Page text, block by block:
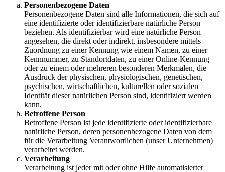
Personenbezogene Daten
Personenbezogene Daten sind alle Informationen, die sich auf
eine identifizierte oder identifizierbare natürliche Person
beziehen. Als identifizierbar wird eine natürliche Person
angesehen, die direkt oder indirekt, insbesondere mittels
Zuordnung zu einer Kennung wie einem Namen, zu einer
Kennnummer, zu Standortdaten, zu einer Online-Kennung
oder zu einem oder mehreren besonderen Merkmalen, die
Ausdruck der physischen, physiologischen, genetischen,
psychischen, wirtschaftlichen, kulturellen oder sozialen
Identität dieser natürlichen Person sind, identifiziert werden
kann.
Betroffene Person
Betroffene Person ist jede identifizierte oder identifizierbare
natürliche Person, deren personenbezogene Daten von dem
für die Verarbeitung Verantwortlichen (unser Unternehmen)
verarbeitet werden.
Verarbeitung
Verarbeitung ist jeder mit oder ohne Hilfe automatisierter